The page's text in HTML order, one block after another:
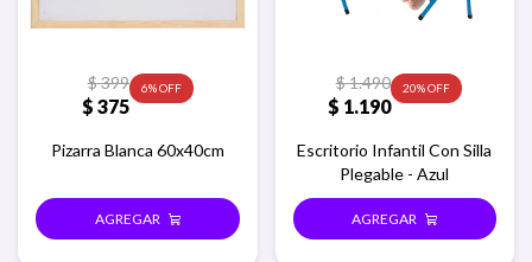
$ 375
$399 6
Pizarra Blanca 60x40cm
$ 1.190
$1.490 20
Escritorio Infantil Con Silla
Plegable - Azul